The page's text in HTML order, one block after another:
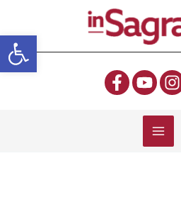
Abrir barra de herramientas
contenido